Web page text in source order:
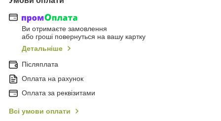
Ви отримаєте замовлення
або гроші повернуться на вашу картку
Детальніше
Післяплата
Оплата на рахунок
Оплата за реквізитами
Всі умови оплати